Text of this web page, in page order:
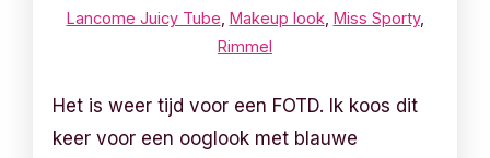
Lancome Juicy Tube Makeup look Miss Sporty,
Rimmel
Het is weer tijd voor een FOTD. Ik koos dit
keer voor een ooglook met blauwe